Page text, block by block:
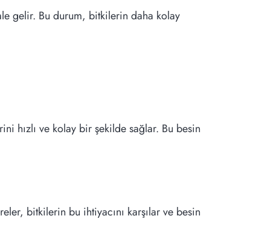
gelir. Bu durum, bitkilerin daha kolay
hızlı ve kolay bir şekilde sağlar. Bu besin
bitkilerin bu ihtiyacını karşılar ve besin